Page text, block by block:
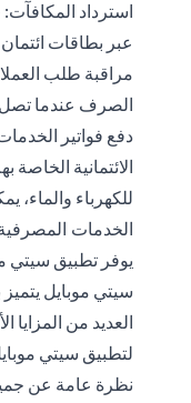
استرداد
عبر بطاقات
مراقبة طلب
الصرف عندما تصل
دفع فواتير
الائتمانية
للكهرباء والماء،
الخدمات
يوفر تطبيق سيتي
سيتي موبايل
العديد من
لتطبيق سيتي
نظرة عامة عن